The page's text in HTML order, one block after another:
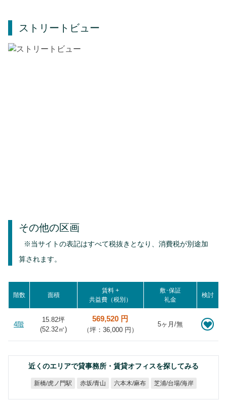
ストリートビュー
その他の区画
※当サイトの表記はすべて税抜きとなり、消費税が別途加
算されます。
階数 面積
賃料 +
共益費（税別）
敷･保証
礼金
検討
4階
15.82坪
(52.32㎡)
569,520 円
（坪：36,000 円）
5ヶ月/無
近くのエリアで貸事務所・賃貸オフィスを探してみる
新橋/虎ノ門駅 赤坂/青山 六本木/麻布 芝浦/台場/海岸